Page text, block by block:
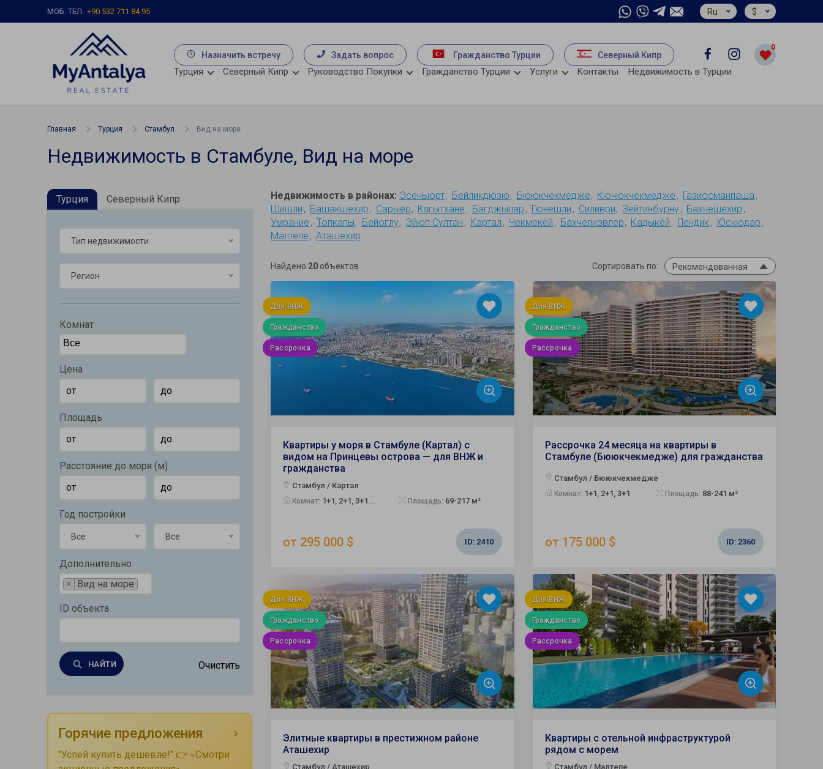
МОБ. ТЕЛ. +90 532 711 84 95 Ru $
Назначить встречу Задать вопрос Гражданство Турции Северный Кипр
0
Турция Северный Кипр Руководство Покупки Гражданство Турции Услуги Kонтакты Недвижимость в Турции
Главная Турция Стамбул Вид на море
Недвижимость в Стамбуле, Вид на море
Турция Северный Кипр
Тип недвижимости
Регион
Комнат
Цена
Площадь
Расстояние до моря (м)
Год постройки
Все Все
Дополнительно
× Вид на море
ID объекта
НАЙТИ Очистить
Горячие предложения
"Успей купить дешевле!" 👉 «Смотри
Недвижимость в районах: Эсеньюрт Бейликдюзю Бююкчекмедже Кючюкчекмедже
Газиосманпаша
Шишли
Башакшехир Сарыер Кягытхане Багджылар Гюнешли Силиври Зейтинбурну
Бахчешехир
Умрание
Топкапы Бейоглу Эйюп Султан Картал Чекмекёй Бахчелиэвлер Кадыкёй Пендик
Юскюдар
Малтепе
Аташехир
Найдено 20 объектов Сортировать по: Рекомендованная
Для ВНЖ
Гражданство
Рассрочка
Квартиры у моря в Стамбуле (Картал) с
видом на Принцевы острова — для ВНЖ и
гражданства
Стамбул / Картал
Комнат: 1+1, 2+1, 3+1... Площадь: 69-217 м²
от 295 000 $ ID: 2410
Для ВНЖ
Гражданство
Рассрочка
Рассрочка 24 месяца на квартиры в
Стамбуле (Бююкчекмедже) для гражданства
Стамбул / Бююкчекмедже
Комнат: 1+1, 2+1, 3+1 Площадь: 88-241 м²
от 175 000 $ ID: 2360
Для ВНЖ
Гражданство
Рассрочка
Элитные квартиры в престижном районе
Аташехир
Стамбул / Аташехир
Для ВНЖ
Гражданство
Рассрочка
Квартиры с отельной инфраструктурой
рядом с морем
Стамбул / Малтепе